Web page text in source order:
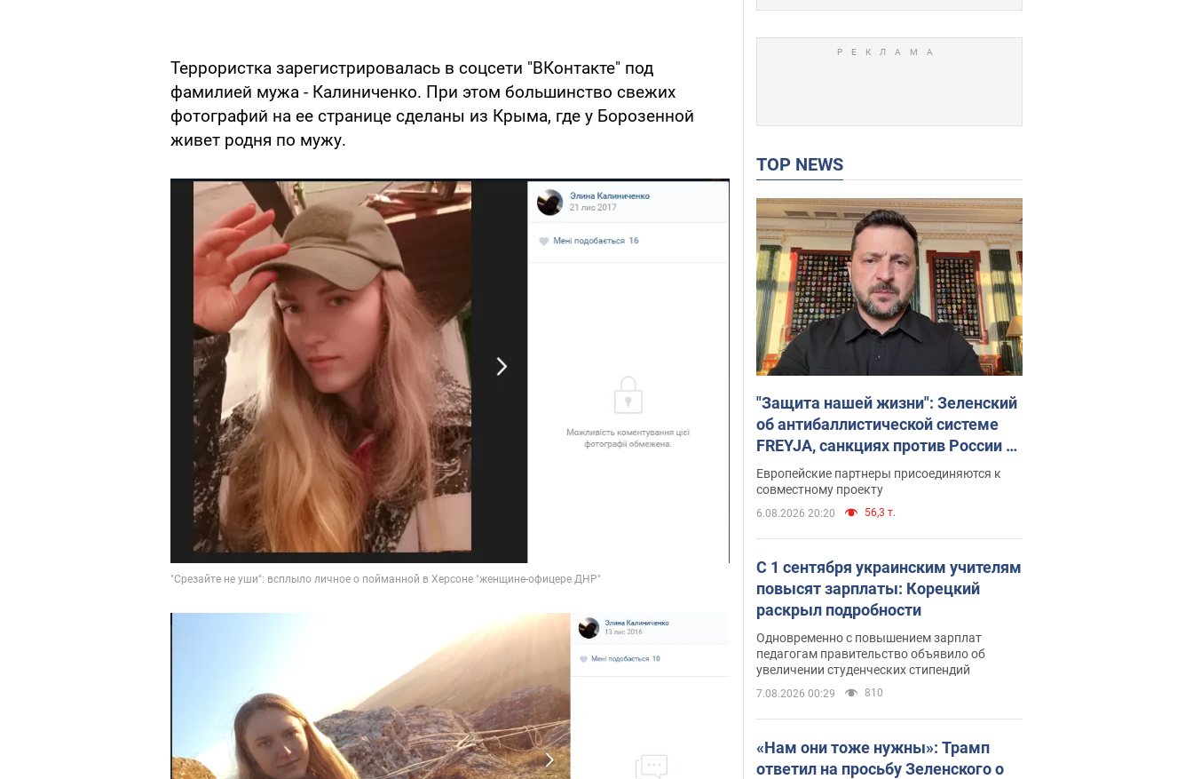
Террористка зарегистрировалась в соцсети "ВКонтакте" под
фамилией мужа - Калиниченко. При этом большинство свежих
фотографий на ее странице сделаны из Крыма, где у Борозенной
живет родня по мужу.
TOP NEWS
"Защита нашей жизни": Зеленский
об антибаллистической системе
FREYJA, санкциях против России и
поддержке аграриев. Видео
Европейские партнеры присоединяются к
совместному проекту
6.08.2026 20:20 56,3 т.
С 1 сентября украинским учителям
повысят зарплаты: Корецкий
раскрыл подробности
Одновременно с повышением зарплат
педагогам правительство объявило об
увеличении студенческих стипендий
7.08.2026 00:29 810
«Нам они тоже нужны»: Трамп
ответил на просьбу Зеленского о